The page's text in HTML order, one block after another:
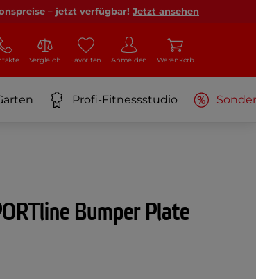
– jetzt verfügbar! Jetzt ansehen
Vergleich Favoriten Anmelden Warenkorb
Profi-Fitnessstudio
Bumper Plate